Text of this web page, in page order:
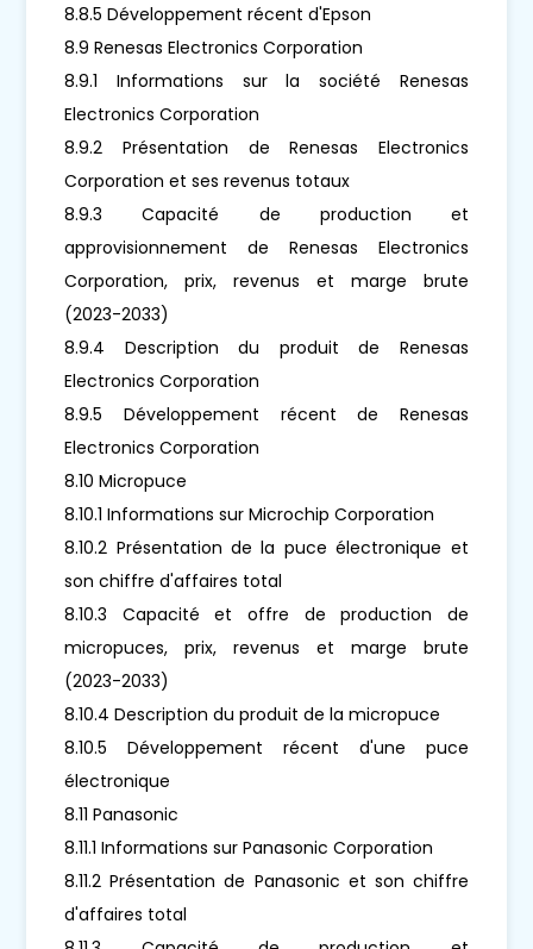
8.8.5 Développement récent d'Epson
8.9 Renesas Electronics Corporation
8.9.1 Informations sur la société Renesas
Electronics Corporation
8.9.2 Présentation de Renesas Electronics
Corporation et ses revenus totaux
8.9.3 Capacité de production et
approvisionnement de Renesas Electronics
Corporation, prix, revenus et marge brute
(2023-2033)
8.9.4 Description du produit de Renesas
Electronics Corporation
8.9.5 Développement récent de Renesas
Electronics Corporation
8.10 Micropuce
8.10.1 Informations sur Microchip Corporation
8.10.2 Présentation de la puce électronique et
son chiffre d'affaires total
8.10.3 Capacité et offre de production de
micropuces, prix, revenus et marge brute
(2023-2033)
8.10.4 Description du produit de la micropuce
8.10.5 Développement récent d'une puce
électronique
8.11 Panasonic
8.11.1 Informations sur Panasonic Corporation
8.11.2 Présentation de Panasonic et son chiffre
d'affaires total